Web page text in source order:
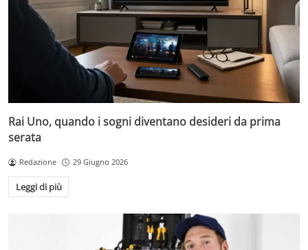
Rai Uno, quando i sogni diventano desideri da prima
serata
Redazione 29 Giugno 2026
Leggi di più